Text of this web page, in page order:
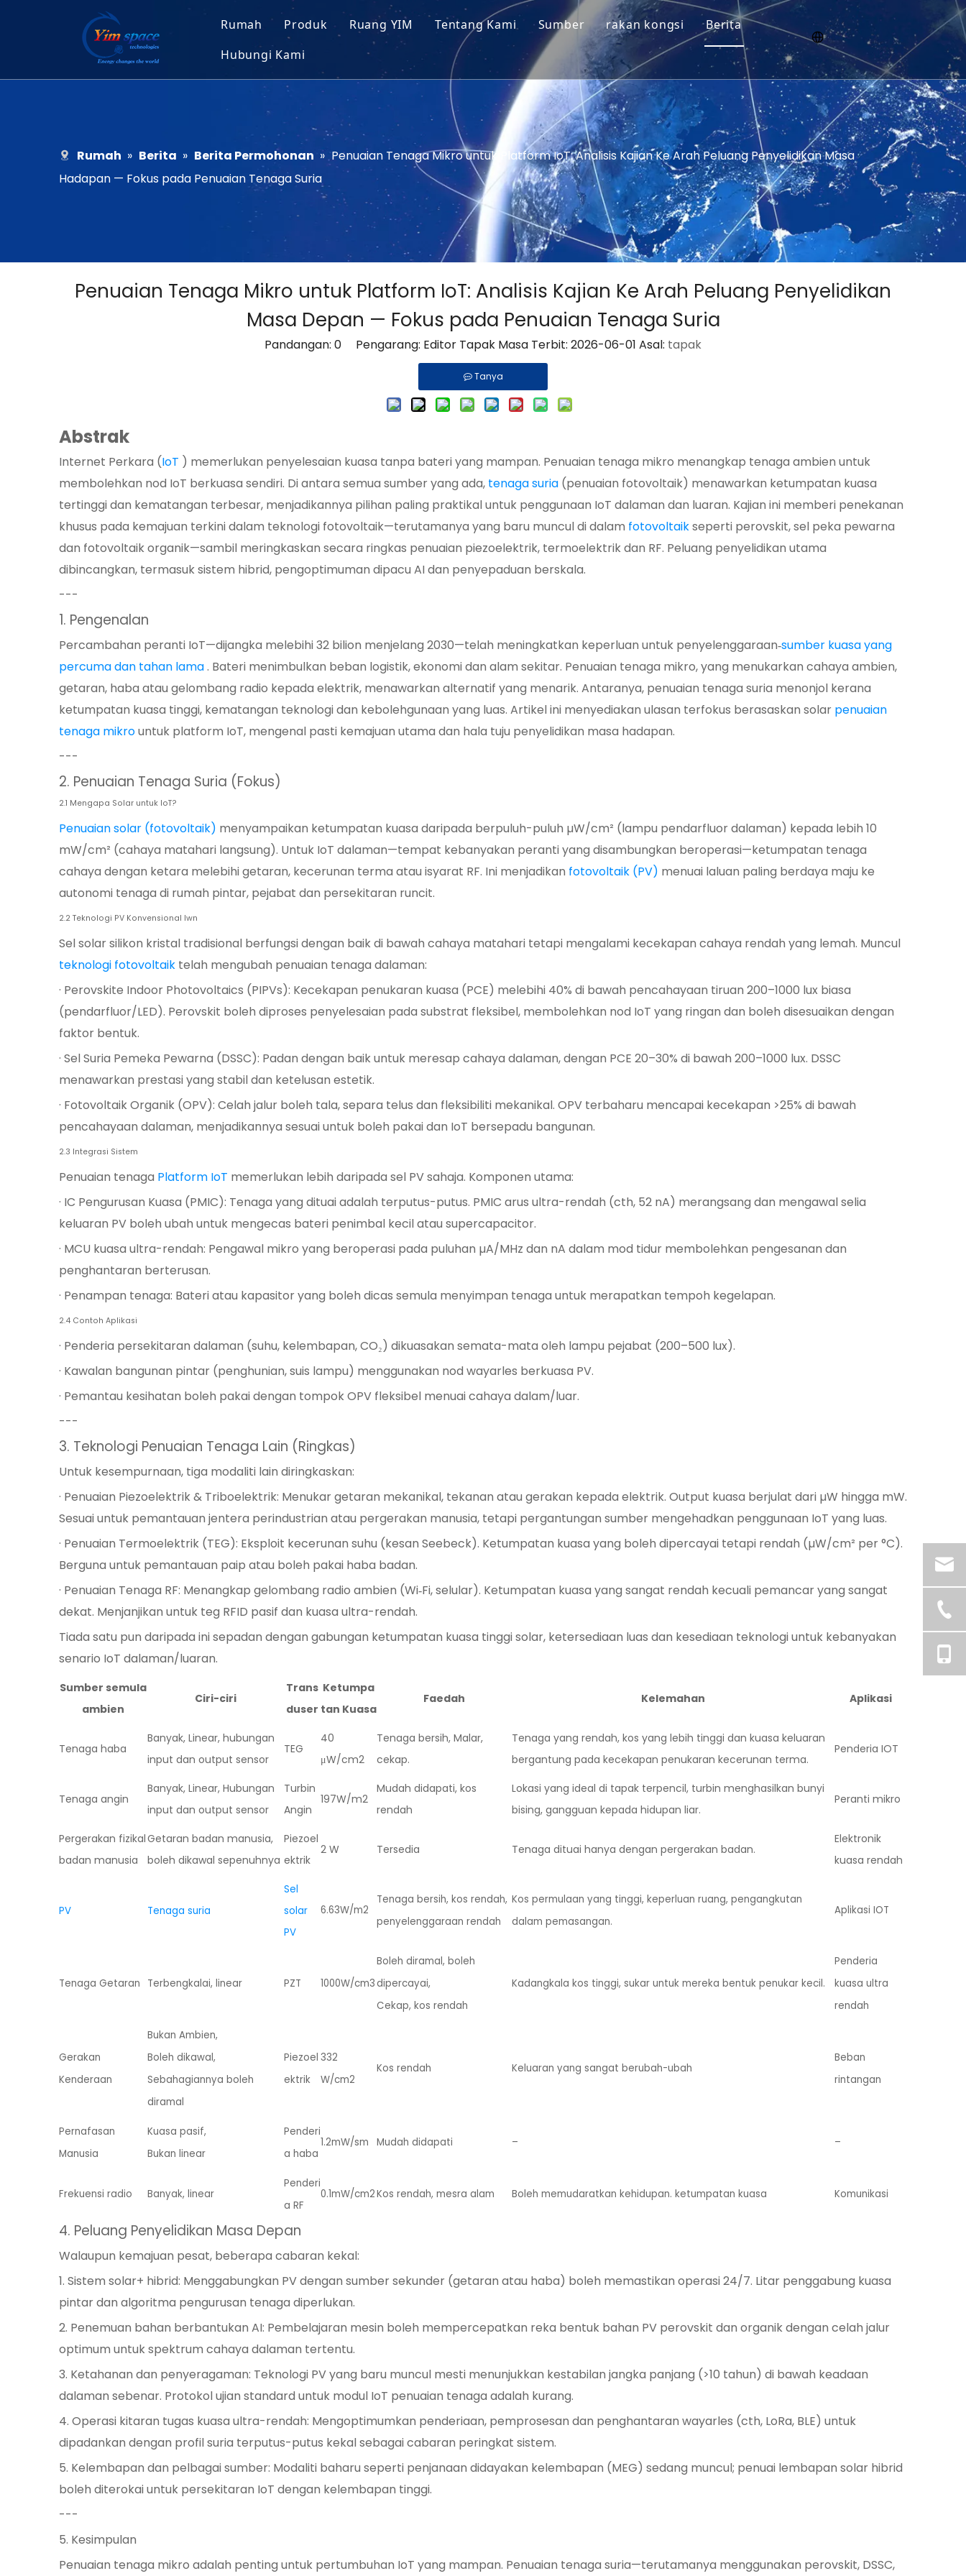
Rumah Produk
Modul Sel Suria
Sel Mikro Suria
Kerepek Bared
Ruang YIM Tentang Kami Sumber
Petua Teknologi
Perkhidmatan
rakan kongsi
Berita
Hubungi Kami
Pengambilan
Rumah » Berita » Berita Permohonan » Penuaian Tenaga Mikro untuk Platform IoT: Analisis Kajian Ke Arah Peluang Penyelidikan Masa
Hadapan — Fokus pada Penuaian Tenaga Suria
Penuaian Tenaga Mikro untuk Platform IoT: Analisis Kajian Ke Arah Peluang Penyelidikan
Masa Depan — Fokus pada Penuaian Tenaga Suria
Pandangan: 0 Pengarang: Editor Tapak Masa Terbit: 2026-06-01 Asal: tapak
Tanya
Abstrak
Internet Perkara (IoT ) memerlukan penyelesaian kuasa tanpa bateri yang mampan. Penuaian tenaga mikro menangkap tenaga ambien untuk
membolehkan nod IoT berkuasa sendiri. Di antara semua sumber yang ada, tenaga suria (penuaian fotovoltaik) menawarkan ketumpatan kuasa
tertinggi dan kematangan terbesar, menjadikannya pilihan paling praktikal untuk penggunaan IoT dalaman dan luaran. Kajian ini memberi penekanan
khusus pada kemajuan terkini dalam teknologi fotovoltaik—terutamanya yang baru muncul di dalam fotovoltaikseperti perovskit, sel peka pewarna
dan fotovoltaik organik—sambil meringkaskan secara ringkas penuaian piezoelektrik, termoelektrik dan RF. Peluang penyelidikan utama
dibincangkan, termasuk sistem hibrid, pengoptimuman dipacu AI dan penyepaduan berskala.
---
1. Pengenalan
Percambahan peranti IoT—dijangka melebihi 32 bilion menjelang 2030—telah meningkatkan keperluan untuk penyelenggaraan‑sumber kuasa yang
percuma dan tahan lama. Bateri menimbulkan beban logistik, ekonomi dan alam sekitar. Penuaian tenaga mikro, yang menukarkan cahaya ambien,
getaran, haba atau gelombang radio kepada elektrik, menawarkan alternatif yang menarik. Antaranya, penuaian tenaga suria menonjol kerana
ketumpatan kuasa tinggi, kematangan teknologi dan kebolehgunaan yang luas. Artikel ini menyediakan ulasan terfokus berasaskan solar penuaian
tenaga mikrountuk platform IoT, mengenal pasti kemajuan utama dan hala tuju penyelidikan masa hadapan.
---
2. Penuaian Tenaga Suria (Fokus)
2.1 Mengapa Solar untuk IoT?
Penuaian solar (fotovoltaik) menyampaikan ketumpatan kuasa daripada berpuluh-puluh µW/cm² (lampu pendarfluor dalaman) kepada lebih 10
mW/cm² (cahaya matahari langsung). Untuk IoT dalaman—tempat kebanyakan peranti yang disambungkan beroperasi—ketumpatan tenaga
cahaya dengan ketara melebihi getaran, kecerunan terma atau isyarat RF. Ini menjadikan fotovoltaik (PV) menuai laluan paling berdaya maju ke
autonomi tenaga di rumah pintar, pejabat dan persekitaran runcit.
2.2 Teknologi PV Konvensional lwn
Sel solar silikon kristal tradisional berfungsi dengan baik di bawah cahaya matahari tetapi mengalami kecekapan cahaya rendah yang lemah. Muncul
teknologi fotovoltaik telah mengubah penuaian tenaga dalaman:
· Perovskite Indoor Photovoltaics (PIPVs): Kecekapan penukaran kuasa (PCE) melebihi 40% di bawah pencahayaan tiruan 200–1000 lux biasa
(pendarfluor/LED). Perovskit boleh diproses penyelesaian pada substrat fleksibel, membolehkan nod IoT yang ringan dan boleh disesuaikan dengan
faktor bentuk.
· Sel Suria Pemeka Pewarna (DSSC): Padan dengan baik untuk meresap cahaya dalaman, dengan PCE 20–30% di bawah 200–1000 lux. DSSC
menawarkan prestasi yang stabil dan ketelusan estetik.
· Fotovoltaik Organik (OPV): Celah jalur boleh tala, separa telus dan fleksibiliti mekanikal. OPV terbaharu mencapai kecekapan >25% di bawah
pencahayaan dalaman, menjadikannya sesuai untuk boleh pakai dan IoT bersepadu bangunan.
2.3 Integrasi Sistem
Penuaian tenaga Platform IoT memerlukan lebih daripada sel PV sahaja. Komponen utama:
· IC Pengurusan Kuasa (PMIC): Tenaga yang dituai adalah terputus-putus. PMIC arus ultra-rendah (cth, 52 nA) merangsang dan mengawal selia
keluaran PV boleh ubah untuk mengecas bateri penimbal kecil atau supercapacitor.
· MCU kuasa ultra-rendah: Pengawal mikro yang beroperasi pada puluhan µA/MHz dan nA dalam mod tidur membolehkan pengesanan dan
penghantaran berterusan.
· Penampan tenaga: Bateri atau kapasitor yang boleh dicas semula menyimpan tenaga untuk merapatkan tempoh kegelapan.
2.4 Contoh Aplikasi
· Penderia persekitaran dalaman (suhu, kelembapan, CO₂) dikuasakan semata-mata oleh lampu pejabat (200–500 lux).
· Kawalan bangunan pintar (penghunian, suis lampu) menggunakan nod wayarles berkuasa PV.
· Pemantau kesihatan boleh pakai dengan tompok OPV fleksibel menuai cahaya dalam/luar.
---
3. Teknologi Penuaian Tenaga Lain (Ringkas)
Untuk kesempurnaan, tiga modaliti lain diringkaskan:
· Penuaian Piezoelektrik & Triboelektrik: Menukar getaran mekanikal, tekanan atau gerakan kepada elektrik. Output kuasa berjulat dari µW hingga mW.
Sesuai untuk pemantauan jentera perindustrian atau pergerakan manusia, tetapi pergantungan sumber mengehadkan penggunaan IoT yang luas.
· Penuaian Termoelektrik (TEG): Eksploit kecerunan suhu (kesan Seebeck). Ketumpatan kuasa yang boleh dipercayai tetapi rendah (µW/cm² per °C).
Berguna untuk pemantauan paip atau boleh pakai haba badan.
· Penuaian Tenaga RF: Menangkap gelombang radio ambien (Wi‑Fi, selular). Ketumpatan kuasa yang sangat rendah kecuali pemancar yang sangat
dekat. Menjanjikan untuk teg RFID pasif dan kuasa ultra-rendah.
Tiada satu pun daripada ini sepadan dengan gabungan ketumpatan kuasa tinggi solar, ketersediaan luas dan kesediaan teknologi untuk kebanyakan
senario IoT dalaman/luaran.
Sumber semula
ambien
Ciri-ciri
Trans
duser
Ketumpa
tan Kuasa
Faedah Kelemahan Aplikasi
Tenaga haba
Banyak, Linear, hubungan
input dan output sensor
TEG
40
μW/cm2
Tenaga bersih, Malar,
cekap.
Tenaga yang rendah, kos yang lebih tinggi dan kuasa keluaran
bergantung pada kecekapan penukaran kecerunan terma.
Penderia IOT
Tenaga angin
Banyak, Linear, Hubungan
input dan output sensor
Turbin
Angin
197W/m2
Mudah didapati, kos
rendah
Lokasi yang ideal di tapak terpencil, turbin menghasilkan bunyi
bising, gangguan kepada hidupan liar.
Peranti mikro
Pergerakan fizikal
badan manusia
Getaran badan manusia,
boleh dikawal sepenuhnya
Piezoel
ektrik
2 W Tersedia Tenaga dituai hanya dengan pergerakan badan.
Elektronik
kuasa rendah
PV Tenaga suria
Sel
solar
PV
6.63W/m2
Tenaga bersih, kos rendah,
penyelenggaraan rendah
Kos permulaan yang tinggi, keperluan ruang, pengangkutan
dalam pemasangan.
Aplikasi IOT
Tenaga Getaran Terbengkalai, linear PZT 1000W/cm3
Boleh diramal, boleh
dipercayai,
Cekap, kos rendah
Kadangkala kos tinggi, sukar untuk mereka bentuk penukar kecil.
Penderia
kuasa ultra
rendah
Gerakan
Kenderaan
Bukan Ambien,
Boleh dikawal,
Sebahagiannya boleh
diramal
Piezoel
ektrik
332
W/cm2
Kos rendah Keluaran yang sangat berubah-ubah
Beban
rintangan
Pernafasan
Manusia
Kuasa pasif,
Bukan linear
Penderi
a haba
1.2mW/sm Mudah didapati – –
Frekuensi radio Banyak, linear
Penderi
a RF
0.1mW/cm2Kos rendah, mesra alam Boleh memudaratkan kehidupan. ketumpatan kuasa Komunikasi
4. Peluang Penyelidikan Masa Depan
Walaupun kemajuan pesat, beberapa cabaran kekal:
1. Sistem solar+ hibrid: Menggabungkan PV dengan sumber sekunder (getaran atau haba) boleh memastikan operasi 24/7. Litar penggabung kuasa
pintar dan algoritma pengurusan tenaga diperlukan.
2. Penemuan bahan berbantukan AI: Pembelajaran mesin boleh mempercepatkan reka bentuk bahan PV perovskit dan organik dengan celah jalur
optimum untuk spektrum cahaya dalaman tertentu.
3. Ketahanan dan penyeragaman: Teknologi PV yang baru muncul mesti menunjukkan kestabilan jangka panjang (>10 tahun) di bawah keadaan
dalaman sebenar. Protokol ujian standard untuk modul IoT penuaian tenaga adalah kurang.
4. Operasi kitaran tugas kuasa ultra-rendah: Mengoptimumkan penderiaan, pemprosesan dan penghantaran wayarles (cth, LoRa, BLE) untuk
dipadankan dengan profil suria terputus-putus kekal sebagai cabaran peringkat sistem.
5. Kelembapan dan pelbagai sumber: Modaliti baharu seperti penjanaan didayakan kelembapan (MEG) sedang muncul; penuai lembapan solar hibrid
boleh diterokai untuk persekitaran IoT dengan kelembapan tinggi.
---
5. Kesimpulan
Penuaian tenaga mikro adalah penting untuk pertumbuhan IoT yang mampan. Penuaian tenaga suria—terutamanya menggunakan perovskit, DSSC,